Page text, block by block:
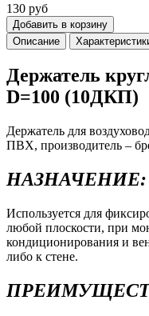
130 руб
Добавить в корзину
Описание
Держатель
D=100 (10ДКП)
Держатель для
ПВХ, производитель –
НАЗНАЧЕНИЕ:
Используется для
любой плоскости, при
кондиционирования и
либо к стене.